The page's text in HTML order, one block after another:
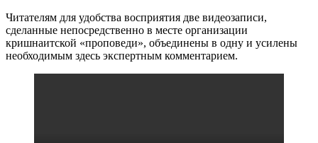
Читателям для удобства восприятия две видеозаписи,
сделанные непосредственно в месте организации
кришнаитской «проповеди», объединены в одну и усилены
необходимым здесь экспертным комментарием.